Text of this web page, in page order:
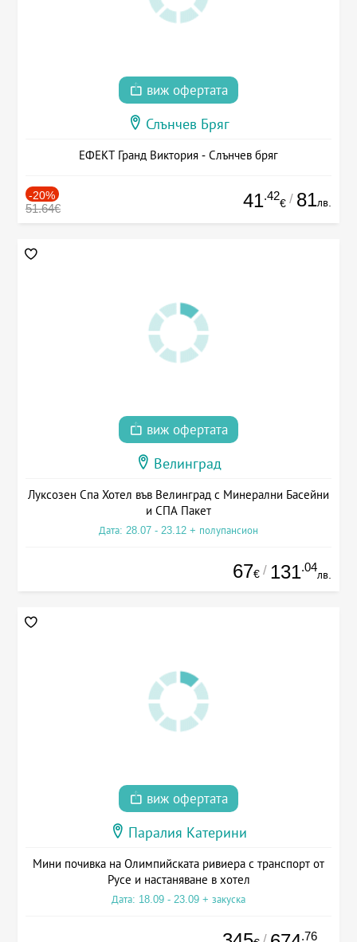
виж офертата
Слънчев Бряг
ЕФЕКТ Гранд Виктория - Слънчев бряг
-20%
51.64€ 41.42
€ / 81лв.
виж офертата
Велинград
Луксозен Спа Хотел във Велинград с Минерални Басейни
и СПА Пакет
Дата: 28.07 - 23.12 + полупансион
67€ / 131.04
лв.
виж офертата
Паралия Катерини
Мини почивка на Олимпийската ривиера с транспорт от
Русе и настаняване в хотел
Дата: 18.09 - 23.09 + закуска
.76